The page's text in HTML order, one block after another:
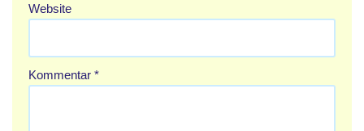
Website
Kommentar *